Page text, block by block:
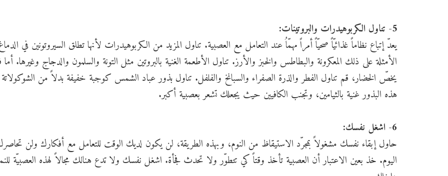
5- تناول الكربوهيدرات والبروتينات:
يعدّ إتباع نظاماً غذائيّاً صحيّاً أمراً مهمّاُ عند التعامل مع العصبية. تناول المزيد من الكربوهيدرات لأنها تطلق السيروتونين في
الأمثلة على ذلك المعكرونة والبطاطس والخبز والأرز. تناول الأطعمة الغنية بالبروتين مثل التونة والسلمون والدجاج وغيرها. أما
يخصّ الخضار، قم تناول الفطر والذرة الصفراء والسبانخ والفلفل. تناول بذور عباد الشمس كوجبة خفيفة بدلاً من
هذه البذور غنية بالثيامين، وتجنب الكافيين حيث يجعلك تشعر بعصبية أكبر.
6- اشغل نفسك:
حاول إبقاء نفسك مشغولاً بمجرّد الاستيقاظ من النوم، وبهذه الطريقة، لن يكون لديك الوقت للتعامل مع أفكارك ولن
اليوم. خذ بعين الاعتبار أن العصبية تأخذ وقتاً كي تتطوّر ولا تحدث فجأة. اشغل نفسك ولا تدع هنالك مجالاً لهذه العصبيّة